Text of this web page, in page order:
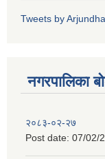
Tweets by
नगरपालिका
२०८३-०२-२७
Post date: 07/02/